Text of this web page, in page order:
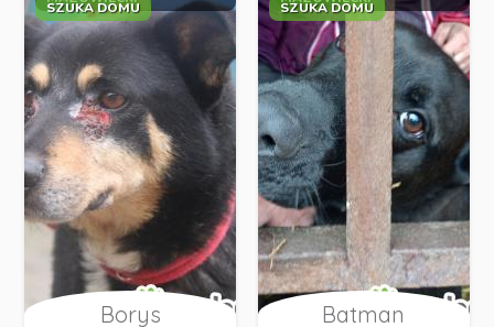
SZUKA DOMU
Borys
SZUKA DOMU
Batman